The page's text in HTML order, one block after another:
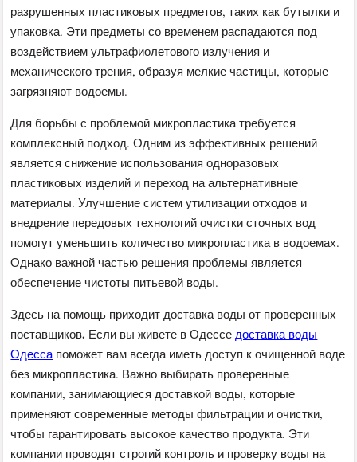
разрушенных пластиковых предметов, таких как бутылки и
упаковка. Эти предметы со временем распадаются под
воздействием ультрафиолетового излучения и
механического трения, образуя мелкие частицы, которые
загрязняют водоемы.
Для борьбы с проблемой микропластика требуется
комплексный подход. Одним из эффективных решений
является снижение использования одноразовых
пластиковых изделий и переход на альтернативные
материалы. Улучшение систем утилизации отходов и
внедрение передовых технологий очистки сточных вод
помогут уменьшить количество микропластика в водоемах.
Однако важной частью решения проблемы является
обеспечение чистоты питьевой воды.
Здесь на помощь приходит доставка воды от проверенных
поставщиков. Если вы живете в Одессе доставка воды
Одесса поможет вам всегда иметь доступ к очищенной воде
без микропластика. Важно выбирать проверенные
компании, занимающиеся доставкой воды, которые
применяют современные методы фильтрации и очистки,
чтобы гарантировать высокое качество продукта. Эти
компании проводят строгий контроль и проверку воды на